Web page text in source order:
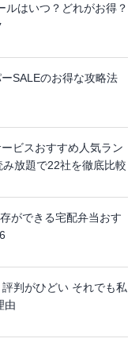
ルはいつ？どれがお得？
SALEのお得な攻略法
ビスおすすめ人気ラン
放題で22社を徹底比較
ができる宅配弁当おす
判がひどい それでも私
由